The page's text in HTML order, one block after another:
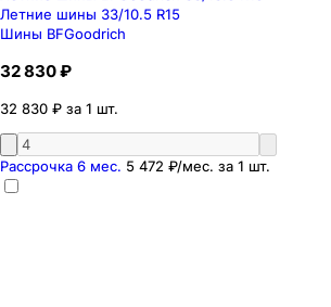
Летние шины 33/10.5 R15
Шины BFGoodrich
32 830 ₽
32 830 ₽ за 1 шт.
Рассрочка 6 мес. 5 472 ₽/мес. за 1 шт.